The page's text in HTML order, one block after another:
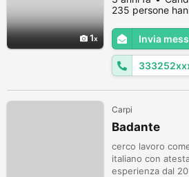
1
giardini
235 persone
Invia
Carpi
Badante
cerco lavoro
italiano con
esperienza dal